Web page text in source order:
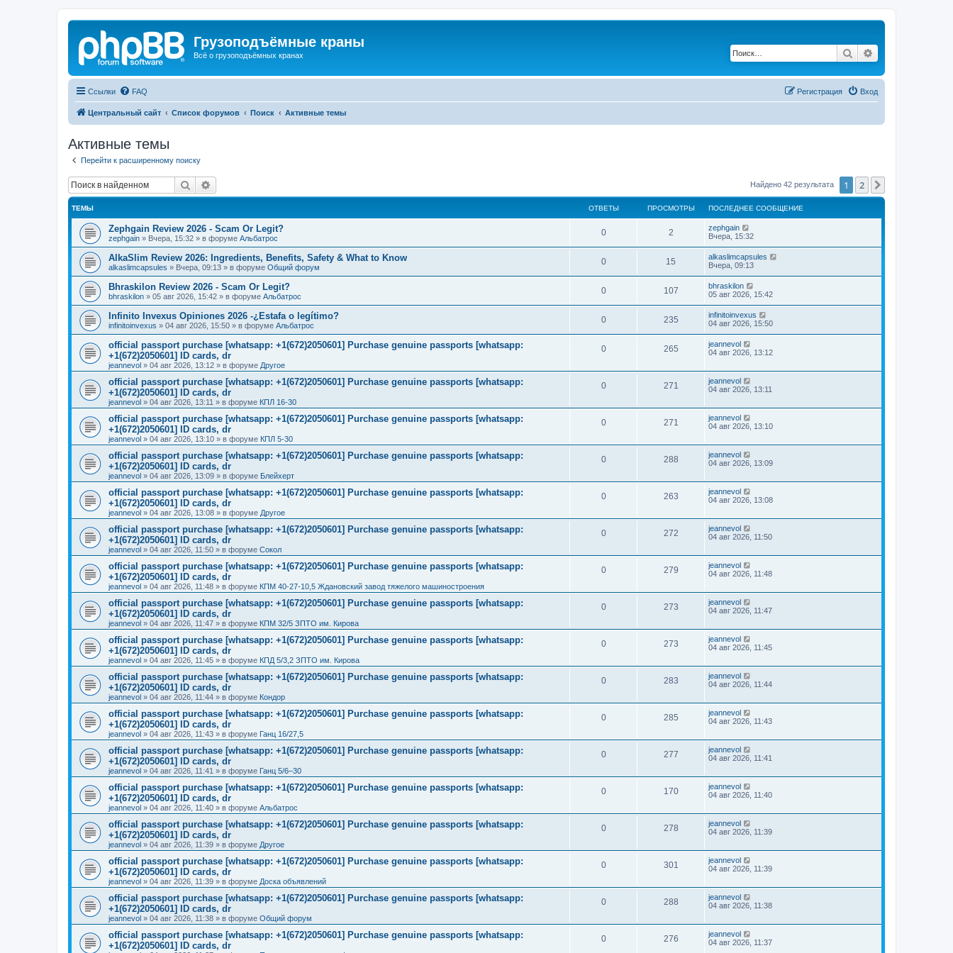
Грузоподъёмные краны
Всё о грузоподъёмных кранах Поиск
Ссылки FAQ Вход
Регистрация
Центральный сайт Список форумов Поиск Активные темы
Активные темы
Перейти к расширенному поиску
Поиск Найдено 42 результата 1 2
ТЕМЫ ОТВЕТЫ ПРОСМОТРЫ ПОСЛЕДНЕЕ СООБЩЕНИЕ
Zephgain Review 2026 - Scam Or Legit?
zephgain » Вчера, 15:32 » в форуме Альбатрос
0 2
zephgain
Вчера, 15:32
AlkaSlim Review 2026: Ingredients, Benefits, Safety & What to Know
alkaslimcapsules » Вчера, 09:13 » в форуме Общий форум
0 15
alkaslimcapsules
Вчера, 09:13
Bhraskilon Review 2026 - Scam Or Legit?
bhraskilon » 05 авг 2026, 15:42 » в форуме Альбатрос
0 107
bhraskilon
05 авг 2026, 15:42
Infinito Invexus Opiniones 2026 -¿Estafa o legítimo?
infinitoinvexus » 04 авг 2026, 15:50 » в форуме Альбатрос
0 235
infinitoinvexus
04 авг 2026, 15:50
official passport purchase [whatsapp: +1(672)2050601] Purchase genuine passports [whatsapp:
+1(672)2050601] ID cards, dr
jeannevol » 04 авг 2026, 13:12 » в форуме Другое
0 265
jeannevol
04 авг 2026, 13:12
official passport purchase [whatsapp: +1(672)2050601] Purchase genuine passports [whatsapp:
+1(672)2050601] ID cards, dr
jeannevol » 04 авг 2026, 13:11 » в форуме КПЛ 16-30
0 271
jeannevol
04 авг 2026, 13:11
official passport purchase [whatsapp: +1(672)2050601] Purchase genuine passports [whatsapp:
+1(672)2050601] ID cards, dr
jeannevol » 04 авг 2026, 13:10 » в форуме КПЛ 5-30
0 271
jeannevol
04 авг 2026, 13:10
official passport purchase [whatsapp: +1(672)2050601] Purchase genuine passports [whatsapp:
+1(672)2050601] ID cards, dr
jeannevol » 04 авг 2026, 13:09 » в форуме Блейхерт
0 288
jeannevol
04 авг 2026, 13:09
official passport purchase [whatsapp: +1(672)2050601] Purchase genuine passports [whatsapp:
+1(672)2050601] ID cards, dr
jeannevol » 04 авг 2026, 13:08 » в форуме Другое
0 263
jeannevol
04 авг 2026, 13:08
official passport purchase [whatsapp: +1(672)2050601] Purchase genuine passports [whatsapp:
+1(672)2050601] ID cards, dr
jeannevol » 04 авг 2026, 11:50 » в форуме Сокол
0 272
jeannevol
04 авг 2026, 11:50
official passport purchase [whatsapp: +1(672)2050601] Purchase genuine passports [whatsapp:
+1(672)2050601] ID cards, dr
jeannevol » 04 авг 2026, 11:48 » в форуме КПМ 40-27-10,5 Ждановский завод тяжелого машиностроения
0 279
jeannevol
04 авг 2026, 11:48
official passport purchase [whatsapp: +1(672)2050601] Purchase genuine passports [whatsapp:
+1(672)2050601] ID cards, dr
jeannevol » 04 авг 2026, 11:47 » в форуме КПМ 32/5 ЗПТО им. Кирова
0 273
jeannevol
04 авг 2026, 11:47
official passport purchase [whatsapp: +1(672)2050601] Purchase genuine passports [whatsapp:
+1(672)2050601] ID cards, dr
jeannevol » 04 авг 2026, 11:45 » в форуме КПД 5/3,2 ЗПТО им. Кирова
0 273
jeannevol
04 авг 2026, 11:45
official passport purchase [whatsapp: +1(672)2050601] Purchase genuine passports [whatsapp:
+1(672)2050601] ID cards, dr
jeannevol » 04 авг 2026, 11:44 » в форуме Кондор
0 283
jeannevol
04 авг 2026, 11:44
official passport purchase [whatsapp: +1(672)2050601] Purchase genuine passports [whatsapp:
+1(672)2050601] ID cards, dr
jeannevol » 04 авг 2026, 11:43 » в форуме Ганц 16/27,5
0 285
jeannevol
04 авг 2026, 11:43
official passport purchase [whatsapp: +1(672)2050601] Purchase genuine passports [whatsapp:
+1(672)2050601] ID cards, dr
jeannevol » 04 авг 2026, 11:41 » в форуме Ганц 5/6–30
0 277
jeannevol
04 авг 2026, 11:41
official passport purchase [whatsapp: +1(672)2050601] Purchase genuine passports [whatsapp:
+1(672)2050601] ID cards, dr
jeannevol » 04 авг 2026, 11:40 » в форуме Альбатрос
0 170
jeannevol
04 авг 2026, 11:40
official passport purchase [whatsapp: +1(672)2050601] Purchase genuine passports [whatsapp:
+1(672)2050601] ID cards, dr
jeannevol » 04 авг 2026, 11:39 » в форуме Другое
0 278
jeannevol
04 авг 2026, 11:39
official passport purchase [whatsapp: +1(672)2050601] Purchase genuine passports [whatsapp:
+1(672)2050601] ID cards, dr
jeannevol » 04 авг 2026, 11:39 » в форуме Доска объявлений
0 301
jeannevol
04 авг 2026, 11:39
official passport purchase [whatsapp: +1(672)2050601] Purchase genuine passports [whatsapp:
+1(672)2050601] ID cards, dr
jeannevol » 04 авг 2026, 11:38 » в форуме Общий форум
0 288
jeannevol
04 авг 2026, 11:38
official passport purchase [whatsapp: +1(672)2050601] Purchase genuine passports [whatsapp:
+1(672)2050601] ID cards, dr
0 276
jeannevol
04 авг 2026, 11:37